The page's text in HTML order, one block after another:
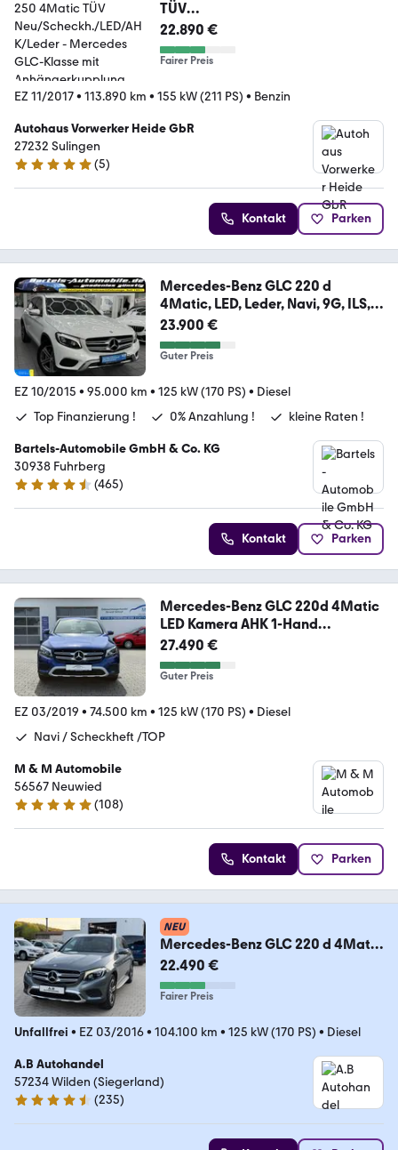
TÜV
Neu/Scheckh./LED/AHK/Leder
22.890 €
Fairer Preis
EZ 11/2017• 113.890 km • 155 kW (211 PS) • Benzin
Autohaus Vorwerker Heide GbR
27232 Sulingen
4.9 Sterne
(5)
Kontakt Parken
Mercedes-Benz GLC 220 d
4Matic, LED, Leder, Navi, 9G, ILS,
AHK
23.900 €
Guter Preis
EZ 10/2015 • 95.000 km • 125 kW (170 PS) • Diesel
Top Finanzierung !
0% Anzahlung ! kleine Raten !
Bartels-Automobile GmbH & Co. KG
30938 Fuhrberg
4.6 Sterne
(465)
Kontakt Parken
Mercedes-Benz GLC 220d 4Matic
LED Kamera AHK 1-Hand
Scheckheft
27.490 €
Guter Preis
EZ 03/2019 • 74.500 km • 125 kW (170 PS) • Diesel
Navi / Scheckheft /TOP
M & M Automobile
56567 Neuwied
5 Sterne
(108)
Kontakt Parken
NEU
Mercedes-Benz GLC 220 d 4Matic
Exclusive/CAM/AHK/LED/104.100
km
22.490 €
Fairer Preis
Unfallfrei • EZ 03/2016• 104.100 km • 125 kW (170 PS) • Diesel
A.B Autohandel
57234 Wilden (Siegerland)
4.5 Sterne
(235)